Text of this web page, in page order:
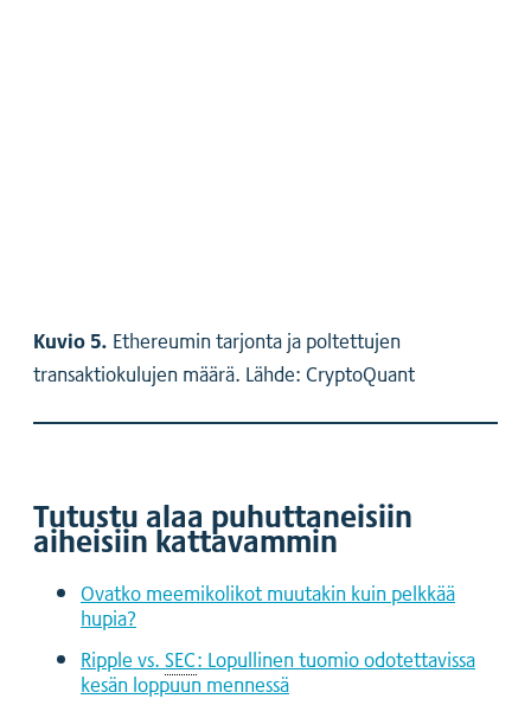
Kuvio 5. Ethereumin tarjonta ja poltettujen
transaktiokulujen määrä. Lähde: CryptoQuant
Tutustu alaa puhuttaneisiin
aiheisiin kattavammin
Ovatko meemikolikot muutakin kuin pelkkää
hupia?
Ripple vs.SEC: Lopullinen tuomio odotettavissa
kesän loppuun mennessä